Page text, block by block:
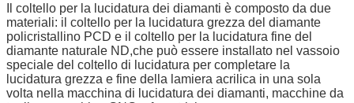
Il coltello per la lucidatura dei diamanti è composto da due
materiali: il coltello per la lucidatura grezza del diamante
policristallino PCD e il coltello per la lucidatura fine del
diamante naturale ND,che può essere installato nel vassoio
speciale del coltello di lucidatura per completare la
lucidatura grezza e fine della lamiera acrilica in una sola
volta nella macchina di lucidatura dei diamanti, macchine da